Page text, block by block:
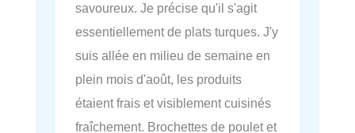
savoureux. Je précise qu'il s'agit
essentiellement de plats turques. J'y
suis allée en milieu de semaine en
plein mois d'août, les produits
étaient frais et visiblement cuisinés
fraîchement. Brochettes de poulet et